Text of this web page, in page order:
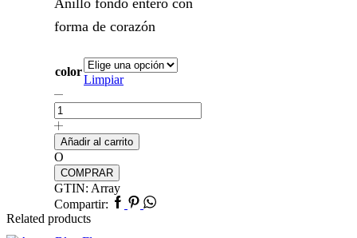
Anillo fondo entero con
forma de corazón
color
Limpiar
Anillo
Corazón
cantidad
Añadir al carrito
O
COMPRAR
GTIN: Array
Compartir: Facebook
Pinterest
Whatsapp
Related products